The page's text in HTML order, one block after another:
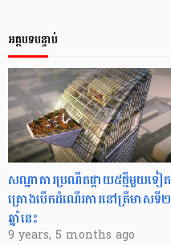
អត្ថបទបន្ទាប់
សណ្ឋាគារ​ប្រណីត​ផ្កាយ​៥​ថ្មី​មួយ​ទៀត​​
គ្រោង​បើក​ដំណើរការ​នៅ​ត្រីមាស​ទី​២​
ឆ្នាំ​នេះ
9 years, 5 months ago